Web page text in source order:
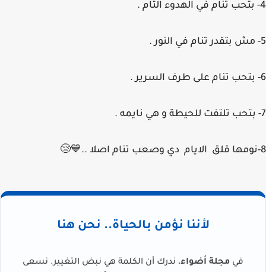
4- بتحب تنام في الهدوء التام .
5- مش بتقدر تنام في النور .
6- بتحب تنام على طرف السرير .
7- بتحب تلتفت للحيطة و هي نايمه .
8-نومها قلق الايام دي وصعب تنام اصلا ..💙😢
لأننا نؤمن بالحياة.. نحن هنا
في مجلة أضواء، ندرك أن الكلمة هي نبض التغيير. نسعى